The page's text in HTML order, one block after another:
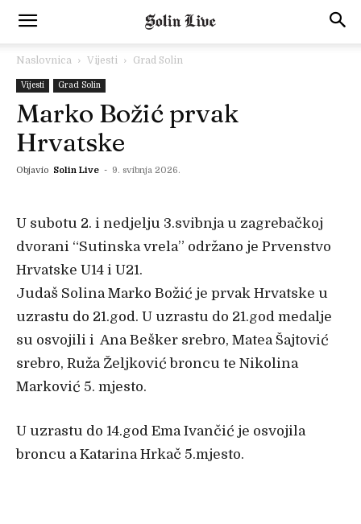
Naslovnica Vijesti Grad Solin
Vijesti Grad Solin
Marko Božić prvak
Hrvatske
Objavio Solin Live - 9. svibnja 2026.
U subotu 2. i nedjelju 3.svibnja u zagrebačkoj
dvorani “Sutinska vrela” održano je Prvenstvo
Hrvatske U14 i U21.
Judaš Solina Marko Božić je prvak Hrvatske u
uzrastu do 21.god. U uzrastu do 21.god medalje
su osvojili i Ana Bešker srebro, Matea Šajtović
srebro, Ruža Željković broncu te Nikolina
Marković 5. mjesto.
U uzrastu do 14.god Ema Ivančić je osvojila
broncu a Katarina Hrkač 5.mjesto.